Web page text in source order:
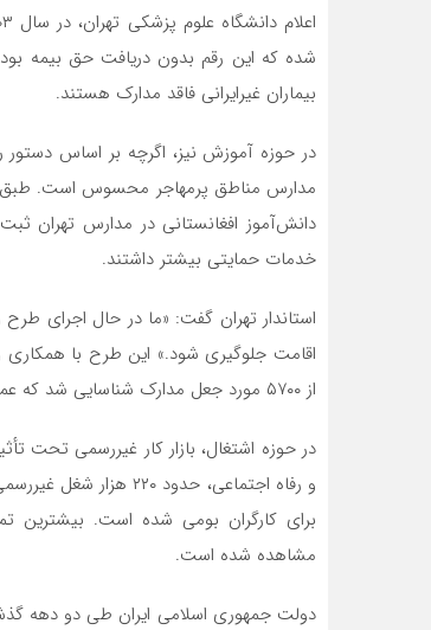
شده که این رقم بدون دریافت حق بیمه
بیماران غیرایرانی فاقد مدارک هستند.
در حوزه آموزش نیز، اگرچه بر اساس دستور
خدمات حمایتی بیشتر داشتند.
استاندار تهران گفت: «ما در حال اجرای
از ۵۷۰۰ مورد جعل مدارک شناسایی شد که عمده آن‌ها در جنوب تهران و اسلامشهر کشف شده‌اند.
در حوزه اشتغال، بازار کار غیررسمی تحت
و رفاه اجتماعی،
برای کارگران بومی شده است. بیشترین
مشاهده شده است.
دولت جمهوری اسلامی ایران طی دو دهه